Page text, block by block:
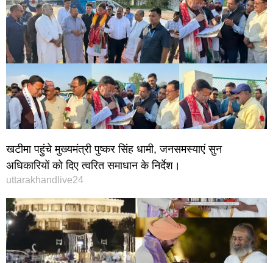
खटीमा पहुंचे मुख्यमंत्री पुष्कर सिंह धामी, जनसमस्याएं सुन
अधिकारियों को दिए त्वरित समाधान के निर्देश।
uttarakhandlive24